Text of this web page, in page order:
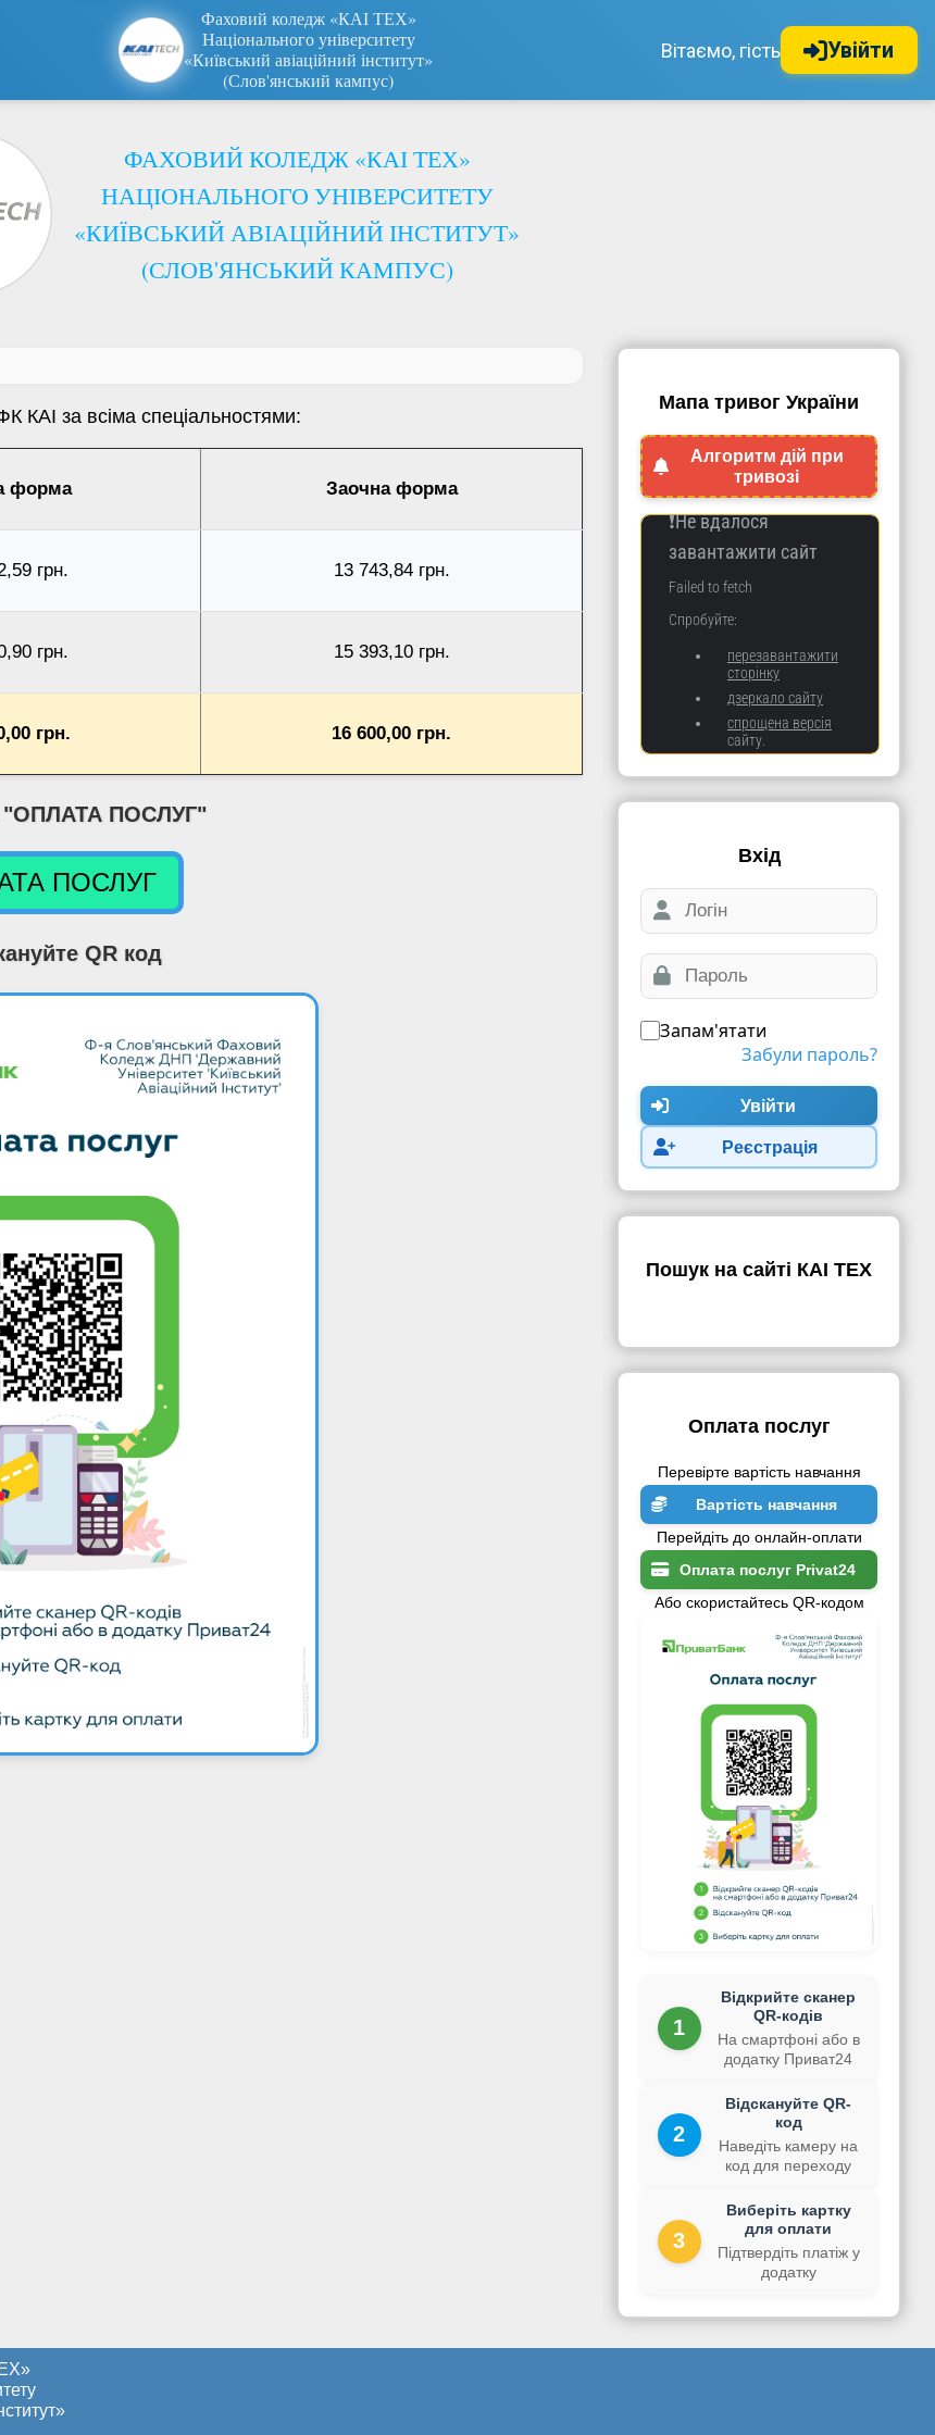
Фаховий коледж «КАІ ТЕХ»
Національного університету
«Київський авіаційний інститут»
(Слов'янський кампус)
Вітаємо, гість Увійти
ФАХОВИЙ КОЛЕДЖ «КАІ ТЕХ»
НАЦІОНАЛЬНОГО УНІВЕРСИТЕТУ
«КИЇВСЬКИЙ АВІАЦІЙНИЙ ІНСТИТУТ»
(СЛОВ'ЯНСЬКИЙ КАМПУС)
Мапа тривог України
Алгоритм дій при
тривозі
Вхід
Запам'ятати
Забули пароль?
Увійти
Реєстрація
Пошук на сайті КАІ ТЕХ
Оплата послуг
Перевірте вартість навчання
Вартість навчання
Перейдіть до онлайн-оплати
Оплата послуг Privat24
Або скористайтесь QR-кодом
1
Відкрийте сканер
QR-кодів
На смартфоні або в
додатку Приват24
2
Відскануйте QR-
код
Наведіть камеру на
код для переходу
3
Виберіть картку
для оплати
Підтвердіть платіж у
додатку
КАІ за всіма спеціальностями:
форма Заочна форма
грн. 13 743,84 грн.
грн. 15 393,10 грн.
грн. 16 600,00 грн.
"ОПЛАТА ПОСЛУГ"
ПОСЛУГ
QR код